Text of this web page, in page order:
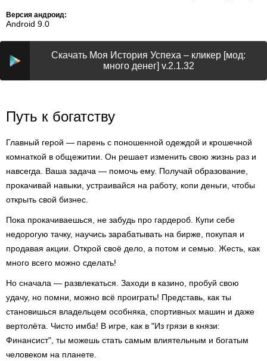
Версия андроид:
Android 9.0
Скачать Моя История Успеха – кликер [мод:
много денег] v.2.1.32
Путь к богатству
Главный герой — парень с поношенной одеждой и крошечной
комнаткой в общежитии. Он решает изменить свою жизнь раз и
навсегда. Ваша задача — помочь ему. Получай образование,
прокачивай навыки, устраивайся на работу, копи деньги, чтобы
открыть свой бизнес.
Пока прокачиваешься, не забудь про гардероб. Купи себе
недорогую тачку, научись зарабатывать на бирже, покупая и
продавая акции. Открой своё дело, а потом и семью. Жесть, как
много всего можно сделать!
Но сначала — развлекаться. Заходи в казино, пробуй свою
удачу, но помни, можно всё проиграть! Представь, как ты
становишься владельцем особняка, спортивных машин и даже
вертолёта. Чисто имба! В игре, как в "Из грязи в князи:
Финансист", ты можешь стать самым влиятельным и богатым
человеком на планете.